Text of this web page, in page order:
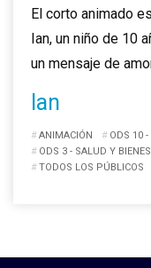
ANIMACIÓN
ODS 10 -
ODS 3 - SALUD Y
TODOS LOS PÚBLICOS
Ian
El corto animado
Ian, un niño de 10
un mensaje de